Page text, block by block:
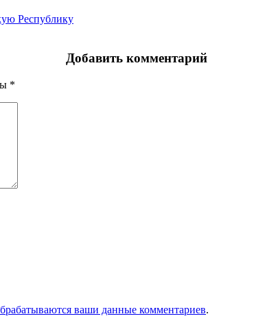
Республику
Добавить комментарий
*
ваши данные комментариев.